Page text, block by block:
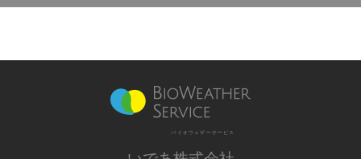
バイオウェザーサービス